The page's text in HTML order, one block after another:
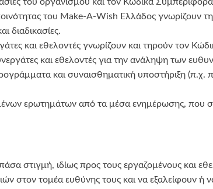
κοινότητας του Make-A-Wish Ελλάδος
διαδικασίες.
και εθελοντές γνωρίζουν και τηρούν τον
και εθελοντές για την ανάληψη των
και συναισθηματική υποστήριξη
ερωτημάτων από τα μέσα ενημέρωσης, που
στιγμή, ιδίως προς τους εργαζομένους και
στον τομέα ευθύνης τους και να εξαλείφουν ή